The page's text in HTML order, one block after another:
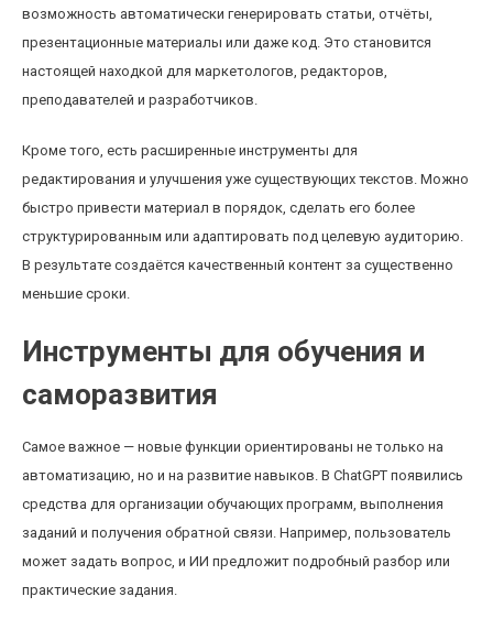
возможность автоматически генерировать статьи, отчёты,
презентационные материалы или даже код. Это становится
настоящей находкой для маркетологов, редакторов,
преподавателей и разработчиков.
Кроме того, есть расширенные инструменты для
редактирования и улучшения уже существующих текстов. Можно
быстро привести материал в порядок, сделать его более
структурированным или адаптировать под целевую аудиторию.
В результате создаётся качественный контент за существенно
меньшие сроки.
Инструменты для обучения и
саморазвития
Самое важное — новые функции ориентированы не только на
автоматизацию, но и на развитие навыков. В ChatGPT появились
средства для организации обучающих программ, выполнения
заданий и получения обратной связи. Например, пользователь
может задать вопрос, и ИИ предложит подробный разбор или
практические задания.